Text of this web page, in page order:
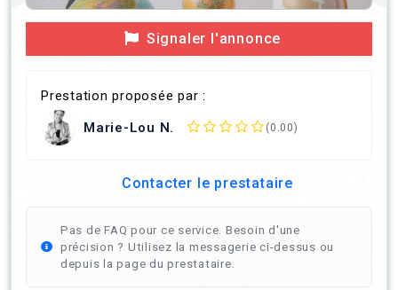
Signaler l'annonce
Prestation proposée par :
Marie-Lou N.
(0.00)
Contacter le prestataire
Pas de FAQ pour ce service. Besoin d'une
précision ? Utilisez la messagerie ci-dessus ou
depuis la page du prestataire.